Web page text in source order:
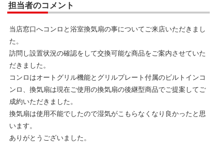
担当者のコメント
当店窓口へコンロと浴室換気扇の事についてご来店いただきまし
た。
訪問し設置状況の確認をして交換可能な商品をご案内させていた
だきました。
コンロはオートグリル機能とグリルプレート付属のビルトインコ
ンロ、換気扇は現在ご使用の換気扇の後継型商品でご提案してご
成約いただきました。
換気扇は使用不能でしたので湿気がこもらなくなり良かったと思
います。
ありがとうございました。